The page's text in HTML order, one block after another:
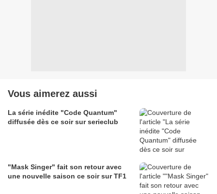
Vous aimerez aussi
La série inédite "Code Quantum"
diffusée dès ce soir sur serieclub
"Mask Singer" fait son retour avec
une nouvelle saison ce soir sur TF1